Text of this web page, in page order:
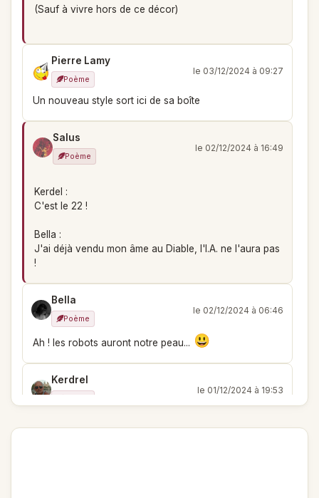
(Sauf à vivre hors de ce décor)
Pierre Lamy
Poème
le 03/12/2024 à 09:27
Un nouveau style sort ici de sa boîte
Salus
Poème
le 02/12/2024 à 16:49
Kerdel :
C'est le 22 !
Bella :
J'ai déjà vendu mon âme au Diable, l'I.A. ne l'aura pas
!
Bella
Poème
le 02/12/2024 à 06:46
Ah ! les robots auront notre peau...
Kerdrel
le 01/12/2024 à 19:53